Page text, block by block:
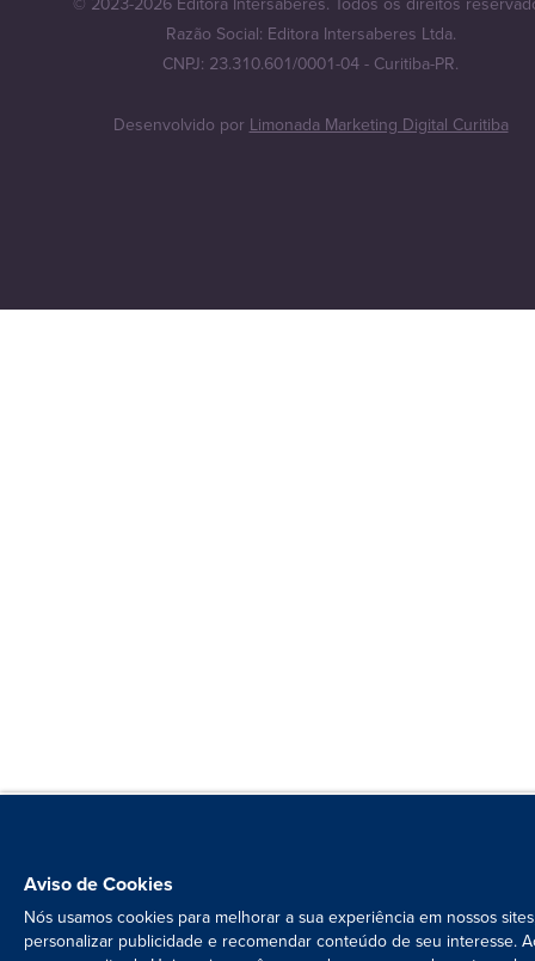
Razão Social: Editora Intersaberes Ltda.
CNPJ: 23.310.601/0001-04 - Curitiba-PR.
Desenvolvido por Limonada Marketing Digital Curitiba
Aviso de Cookies
Nós usamos cookies para melhorar a sua experiência em nossos
personalizar publicidade e recomendar conteúdo de seu interesse.